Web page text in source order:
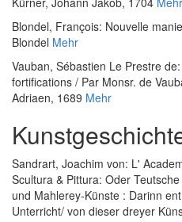
Blondel, François: Nouvelle
Blondel Mehr
Vauban, Sébastien Le Prestre de:
fortifications / Par Monsr. de
Adriaen, 1689 Mehr
Sandrart, Joachim von: L'
Scultura & Pittura: Oder
und Mahlerey-Künste : Darinn
Unterricht/ von dieser dreyer